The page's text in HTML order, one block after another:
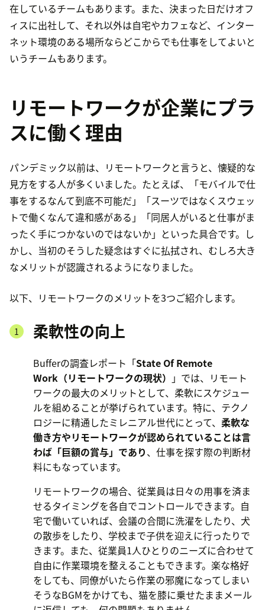
在しているチームもあります。また、決まった日だけオフ
ィスに出社して、それ以外は自宅やカフェなど、インター
ネット環境のある場所ならどこからでも仕事をしてよいと
いうチームもあります。
リモートワークが企業にプラ
スに働く理由
パンデミック以前は、リモートワークと言うと、懐疑的な
見方をする人が多くいました。たとえば、「モバイルで仕
事をするなんて到底不可能だ」「スーツではなくスウェッ
トで働くなんて違和感がある」「同居人がいると仕事がま
ったく手につかないのではないか」といった具合です。し
かし、当初のそうした疑念はすぐに払拭され、むしろ大き
なメリットが認識されるようになりました。
以下、リモートワークのメリットを3つご紹介します。
柔軟性の向上
Bufferの調査レポート「State Of Remote
Work（リモートワークの現状） 」では、リモート
ワークの最大のメリットとして、柔軟にスケジュー
ルを組めることが挙げられています。特に、テクノ
ロジーに精通したミレニアル世代にとって、 柔軟な
働き方やリモートワークが認められていることは言
わば「巨額の賞与」であり、仕事を探す際の判断材
料にもなっています。
リモートワークの場合、従業員は日々の用事を済ま
せるタイミングを各自でコントロールできます。自
宅で働いていれば、会議の合間に洗濯をしたり、犬
の散歩をしたり、学校まで子供を迎えに行ったりで
きます。また、従業員1人ひとりのニーズに合わせて
自由に作業環境を整えることもできます。楽な格好
をしても、同僚がいたら作業の邪魔になってしまい
そうなBGMをかけても、猫を膝に乗せたままメール